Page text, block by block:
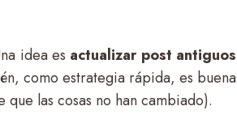
idea es actualizar post antiguos
como estrategia rápida, es buena
las cosas no han cambiado).